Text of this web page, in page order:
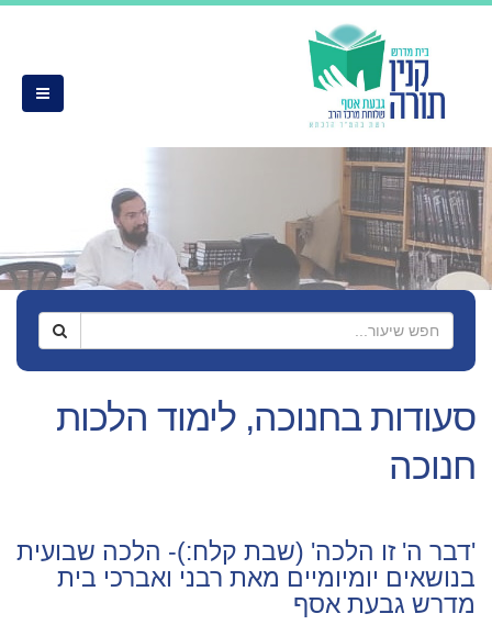
סעודות בחנוכה, לימוד הלכות
חנוכה
'דבר ה' זו הלכה' (שבת קלח:)- הלכה שבועית
בנושאים יומיומיים מאת רבני ואברכי בית
מדרש גבעת אסף